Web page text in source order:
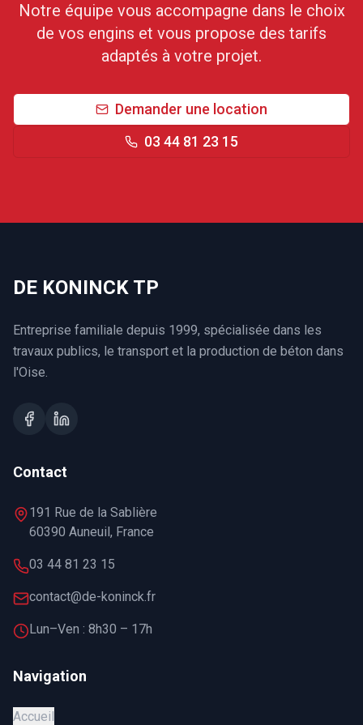
Notre équipe vous accompagne dans le choix
de vos engins et vous propose des tarifs
adaptés à votre projet.
Demander une location
03 44 81 23 15
DE KONINCK TP
Entreprise familiale depuis 1999, spécialisée dans les
travaux publics, le transport et la production de béton dans
l'Oise.
Contact
191 Rue de la Sablière
60390 Auneuil, France
03 44 81 23 15
contact@de-koninck.fr
Lun–Ven : 8h30 – 17h
Navigation
Accueil